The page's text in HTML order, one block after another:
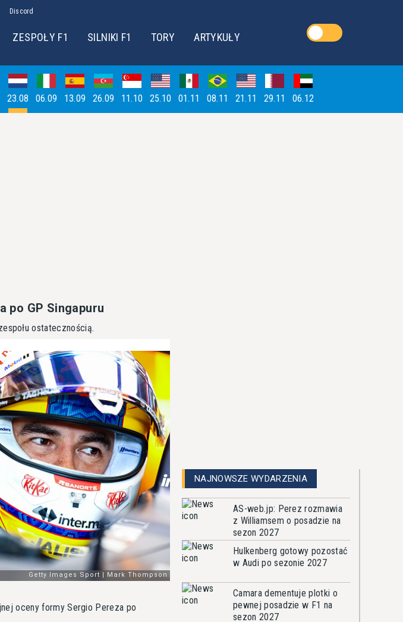
Discord
ZESPOŁY F1 SILNIKI F1 TORY ARTYKUŁY
23.08 06.09 13.09 26.09 11.10 25.10 01.11 08.11 21.11 29.11 06.12
po GP Singapuru
ostatecznością.
oceny formy Sergio Pereza po
NAJNOWSZE WYDARZENIA
AS-web.jp: Perez rozmawia
z Williamsem o posadzie na
sezon 2027
Hulkenberg gotowy pozostać
w Audi po sezonie 2027
Camara dementuje plotki o
pewnej posadzie w F1 na
sezon 2027